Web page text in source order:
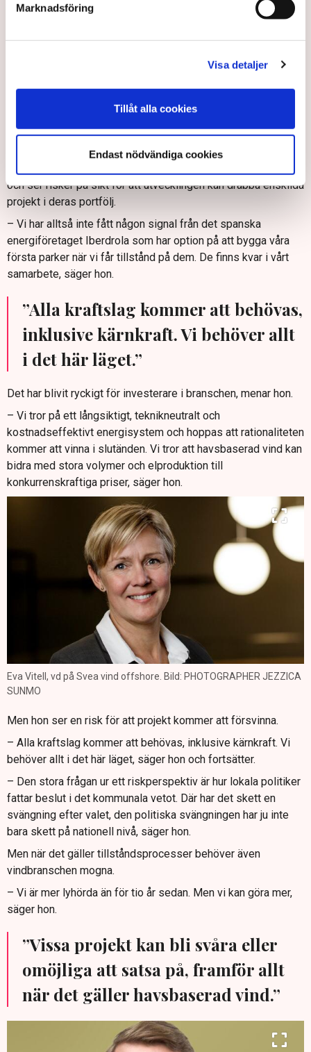
Marknadsföring
Visa detaljer
Tillåt alla cookies
Endast nödvändiga cookies
10-15 år i genomsnitt medan den tar 4-5 år i Europa. Det är i
Jag tror inte att det beror på illvilja, men strukturen behöver
Ser risker på sikt
Eva Vitell, vd på Svea vind offshore, har ännu inte drabbats av
investerare som har dragit sig ur projekt, men hon ser
och ser risker på sikt för att utvecklingen kan drabba enskilda
projekt i deras portfölj.
– Vi har alltså inte fått någon signal från det spanska
energiföretaget Iberdrola som har option på att bygga våra
första parker när vi får tillstånd på dem. De finns kvar i vårt
samarbete, säger hon.
”Alla kraftslag kommer att behövas,
inklusive kärnkraft. Vi behöver allt
i det här läget.”
Det har blivit ryckigt för investerare i branschen, menar hon.
– Vi tror på ett långsiktigt, teknikneutralt och
kostnadseffektivt energisystem och hoppas att rationaliteten
kommer att vinna i slutänden. Vi tror att havsbaserad vind kan
bidra med stora volymer och elproduktion till
konkurrenskraftiga priser, säger hon.
Eva Vitell, vd på Svea vind offshore. Bild: PHOTOGRAPHER JEZZICA
SUNMO
Men hon ser en risk för att projekt kommer att försvinna.
– Alla kraftslag kommer att behövas, inklusive kärnkraft. Vi
behöver allt i det här läget, säger hon och fortsätter.
– Den stora frågan ur ett riskperspektiv är hur lokala politiker
fattar beslut i det kommunala vetot. Där har det skett en
svängning efter valet, den politiska svängningen har ju inte
bara skett på nationell nivå, säger hon.
Men när det gäller tillståndsprocesser behöver även
vindbranschen mogna.
– Vi är mer lyhörda än för tio år sedan. Men vi kan göra mer,
säger hon.
”Vissa projekt kan bli svåra eller
omöjliga att satsa på, framför allt
när det gäller havsbaserad vind.”